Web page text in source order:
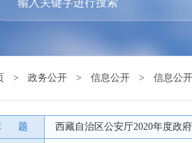
> 政务公开 > 信息公开 > 信息公
题 西藏自治区公安厅2020年度政